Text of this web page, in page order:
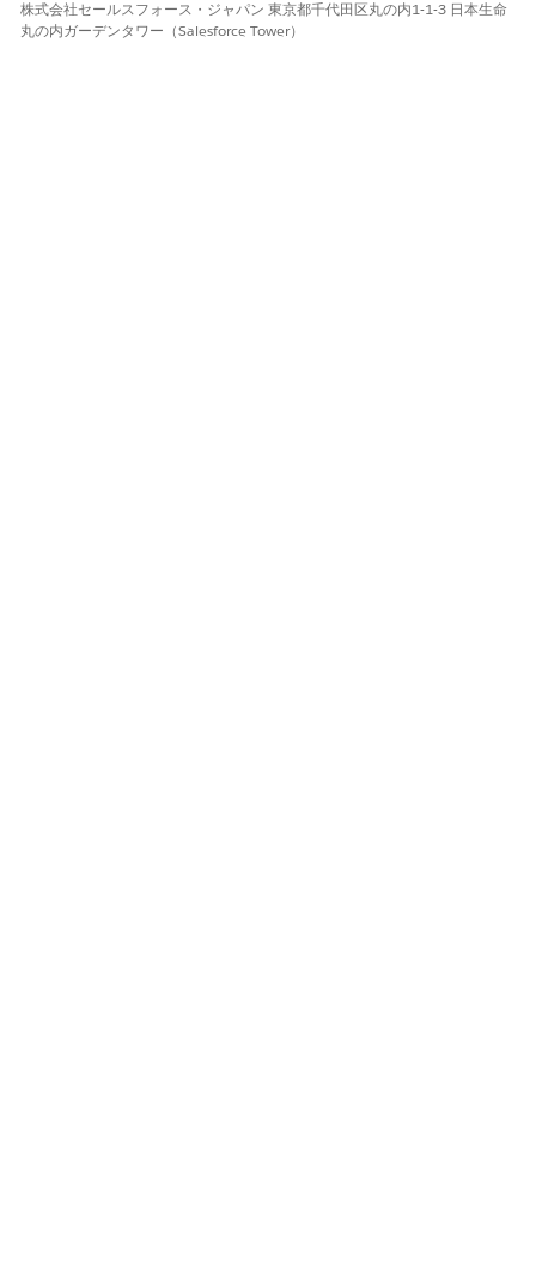
と、パフォーマンスが最適化されます。正しい行数のレポートに
は追加のパフォーマンスオーバーヘッドが必要なため、ノードは
株式会社セールスフォース・ジャパン 東京都千代田区丸の内1-1-3 日本生命
丸の内ガーデンタワー（Salesforce Tower）